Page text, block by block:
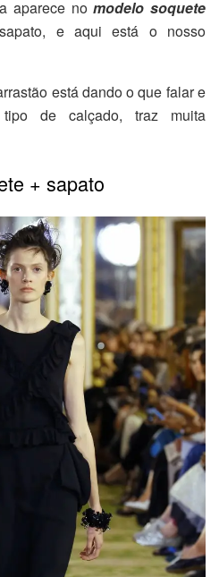
aparece nomodelo soquete
e aqui está o nosso
está dando o que falar e
de calçado, traz muita
+ sapato